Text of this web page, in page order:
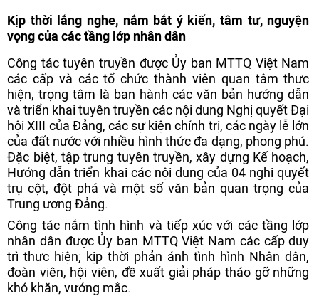
Kịp thời lắng nghe, nắm bắt ý kiến, tâm tư, nguyện
vọng của các tầng lớp nhân dân
Công tác tuyên truyền được Ủy ban MTTQ Việt Nam
các cấp và các tổ chức thành viên quan tâm thực
hiện, trọng tâm là ban hành các văn bản hướng dẫn
và triển khai tuyên truyền các nội dung Nghị quyết Đại
hội XIII của Đảng, các sự kiện chính trị, các ngày lễ lớn
của đất nước với nhiều hình thức đa dạng, phong phú.
Đặc biệt, tập trung tuyên truyền, xây dựng Kế hoạch,
Hướng dẫn triển khai các nội dung của 04 nghị quyết
trụ cột, đột phá và một số văn bản quan trọng của
Trung ương Đảng.
Công tác nắm tình hình và tiếp xúc với các tầng lớp
nhân dân được Ủy ban MTTQ Việt Nam các cấp duy
trì thực hiện; kịp thời phản ánh tình hình Nhân dân,
đoàn viên, hội viên, đề xuất giải pháp tháo gỡ những
khó khăn, vướng mắc.